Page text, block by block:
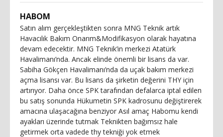
HABOM
Satın alım gerçekleştikten sonra MNG Teknik artık
Havacılık Bakım Onarım&Modifikasyon olarak hayatına
devam edecektir. MNG Teknik’in merkezi Atatürk
Havalimanı’nda. Ancak elinde önemli bir lisans da var.
Sabiha Gökçen Havalimanı’nda da uçak bakım merkezi
açma lisansı var. Bu lisans da şirketin değerini THY için
artırıyor. Daha önce SPK tarafından defalarca iptal edilen
bu satış sonunda Hükumetin SPK kadrosunu değiştirerek
amacına ulaşacağına benziyor Asıl amaç Habomu kendi
ayakları üzerinde tutmak Teknikten bağımsız hale
getirmek orta vadede thy tekniği yok etmek